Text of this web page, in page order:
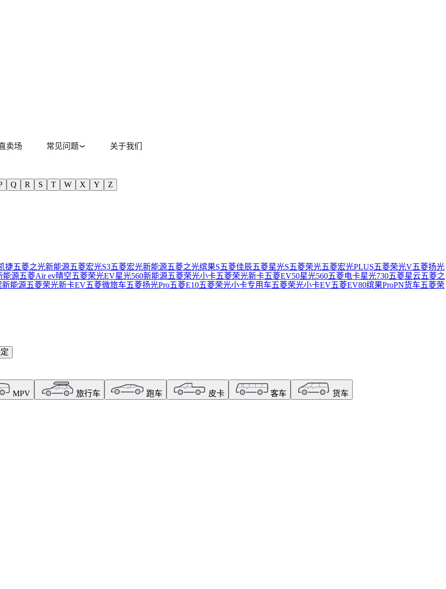
卖场 常见问题 关于我们
Q R S T W X Y Z
捷五菱之光新能源五菱宏光S3五菱宏光新能源五菱之光缤果S五菱佳辰五菱星光S五菱荣光五菱宏光PLUS五菱荣光V五菱扬光
能源五菱Air ev晴空五菱荣光EV星光560新能源五菱荣光小卡五菱荣光新卡五菱EV50星光560五菱电卡星光730五菱星云五菱之
新能源五菱荣光新卡EV五菱微旅车五菱扬光Pro五菱E10五菱荣光小卡专用车五菱荣光小卡EV五菱EV80缤果ProPN货车五菱荣
MPV 旅行车 跑车 皮卡 客车 货车